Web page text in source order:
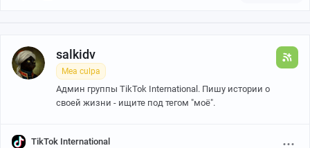
salkidv
Mea culpa
Админ группы TikTok International. Пишу истории о
своей жизни - ищите под тегом "моё".
TikTok International